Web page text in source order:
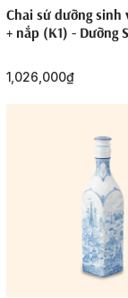
Chai sứ dưỡng sinh
+ nắp (K1) - Dưỡng
1,026,000₫